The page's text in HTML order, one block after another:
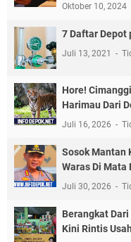
Oktober 10, 2024
7 Daftar Depot
Juli 13, 2021
Hore!
Harimau Dari
Juli 16, 2026
Sosok Mantan
Waras Di Mata
Juli 30, 2026
Berangkat
Kini Rintis